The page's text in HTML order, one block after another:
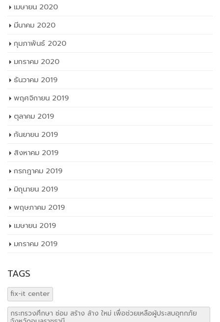
เมษายน 2020
มีนาคม 2020
กุมภาพันธ์ 2020
มกราคม 2020
ธันวาคม 2019
พฤศจิกายน 2019
ตุลาคม 2019
กันยายน 2019
สิงหาคม 2019
กรกฎาคม 2019
มิถุนายน 2019
พฤษภาคม 2019
เมษายน 2019
มกราคม 2019
TAGS
fix-it center
กระทรวงศึกษา ซ่อม สร้าง ล้าง ใหม่ เพื่อช่วยเหลือผู้ประสบอุทกภัย